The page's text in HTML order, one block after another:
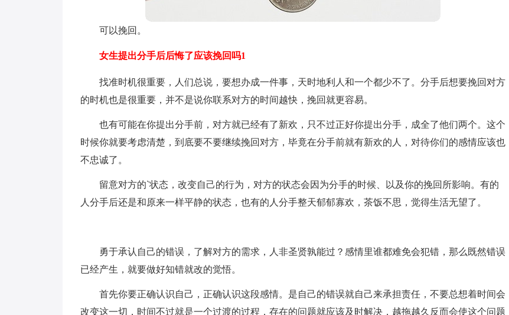
可以挽回。
女生提出分手后后悔了应该挽回吗1
找准时机很重要，人们总说，要想办成一件事，天时地利人和一个都少不了。分手后想要挽回对方
的时机也是很重要，并不是说你联系对方的时间越快，挽回就更容易。
也有可能在你提出分手前，对方就已经有了新欢，只不过正好你提出分手，成全了他们两个。这个
时候你就要考虑清楚，到底要不要继续挽回对方，毕竟在分手前就有新欢的人，对待你们的感情应该也
不忠诚了。
留意对方的`状态，改变自己的行为，对方的状态会因为分手的时候、以及你的挽回所影响。有的
人分手后还是和原来一样平静的状态，也有的人分手整天郁郁寡欢，茶饭不思，觉得生活无望了。
勇于承认自己的错误，了解对方的需求，人非圣贤孰能过？感情里谁都难免会犯错，那么既然错误
已经产生，就要做好知错就改的觉悟。
首先你要正确认识自己，正确认识这段感情。是自己的错误就自己来承担责任，不要总想着时间会
改变这一切，时间不过就是一个过渡的过程，存在的问题就应该及时解决，越拖越久反而会使这个问题